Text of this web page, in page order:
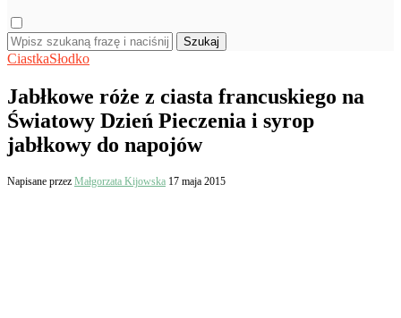
Szukaj
CiastkaSłodko
Jabłkowe róże z ciasta francuskiego na
Światowy Dzień Pieczenia i syrop
jabłkowy do napojów
Napisane przez Małgorzata Kijowska 17 maja 2015